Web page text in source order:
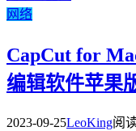
网络
CapCut for
编辑软件苹果
2023-09-25LeoKing阅